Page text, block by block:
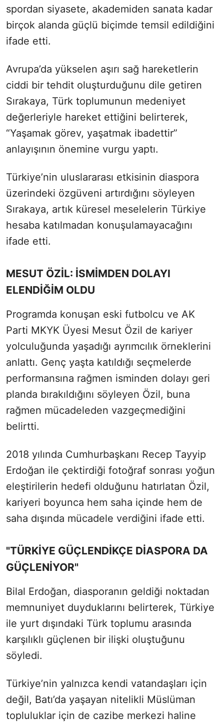
spordan siyasete, akademiden sanata kadar
birçok alanda güçlü biçimde temsil edildiğini
ifade etti.
Avrupa’da yükselen aşırı sağ hareketlerin
ciddi bir tehdit oluşturduğunu dile getiren
Sırakaya, Türk toplumunun medeniyet
değerleriyle hareket ettiğini belirterek,
“Yaşamak görev, yaşatmak ibadettir”
anlayışının önemine vurgu yaptı.
Türkiye’nin uluslararası etkisinin diaspora
üzerindeki özgüveni artırdığını söyleyen
Sırakaya, artık küresel meselelerin Türkiye
hesaba katılmadan konuşulamayacağını
ifade etti.
MESUT ÖZİL: İSMİMDEN DOLAYI
ELENDİĞİM OLDU
Programda konuşan eski futbolcu ve AK
Parti MKYK Üyesi Mesut Özil de kariyer
yolculuğunda yaşadığı ayrımcılık örneklerini
anlattı. Genç yaşta katıldığı seçmelerde
performansına rağmen isminden dolayı geri
planda bırakıldığını söyleyen Özil, buna
rağmen mücadeleden vazgeçmediğini
belirtti.
2018 yılında Cumhurbaşkanı Recep Tayyip
Erdoğan ile çektirdiği fotoğraf sonrası yoğun
eleştirilerin hedefi olduğunu hatırlatan Özil,
kariyeri boyunca hem saha içinde hem de
saha dışında mücadele verdiğini ifade etti.
"TÜRKİYE GÜÇLENDİKÇE DİASPORA DA
GÜÇLENİYOR"
Bilal Erdoğan, diasporanın geldiği noktadan
memnuniyet duyduklarını belirterek, Türkiye
ile yurt dışındaki Türk toplumu arasında
karşılıklı güçlenen bir ilişki oluştuğunu
söyledi.
Türkiye’nin yalnızca kendi vatandaşları için
değil, Batı’da yaşayan nitelikli Müslüman
topluluklar için de cazibe merkezi haline